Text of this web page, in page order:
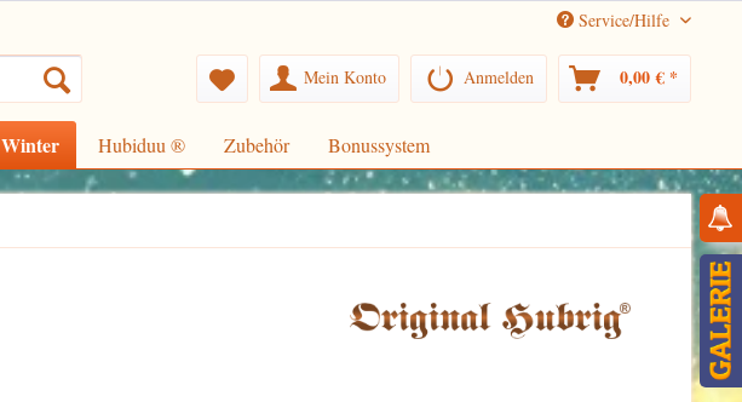
Service/Hilfe
Mein Konto Anmelden 0,00 € *
Hubiduu ® Zubehör Bonussystem